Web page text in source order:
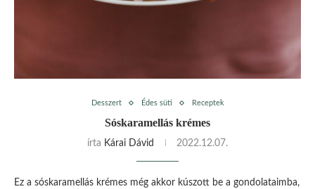
Desszert Édes süti Receptek
Sóskaramellás krémes
írta Kárai Dávid 2022.12.07.
Ez a sóskaramellás krémes még akkor kúszott be a gondolataimba,